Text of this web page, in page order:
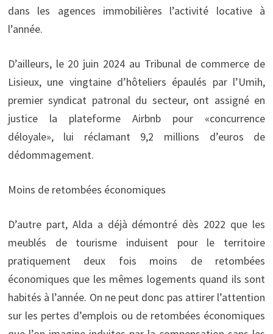
dans les agences immobilières l’activité locative à
l’année.
D’ailleurs, le 20 juin 2024 au Tribunal de commerce de
Lisieux, une vingtaine d’hôteliers épaulés par l’Umih,
premier syndicat patronal du secteur, ont assigné en
justice la plateforme Airbnb pour «concurrence
déloyale», lui réclamant 9,2 millions d’euros de
dédommagement.
Moins de retombées économiques
D’autre part, Alda a déjà démontré dès 2022 que les
meublés de tourisme induisent pour le territoire
pratiquement deux fois moins de retombées
économiques que les mêmes logements quand ils sont
habités à l’année. On ne peut donc pas attirer l’attention
sur les pertes d’emplois ou de retombées économiques